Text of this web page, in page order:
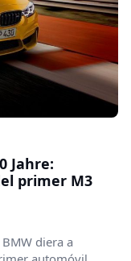
Jahre:
primer M3
diera a